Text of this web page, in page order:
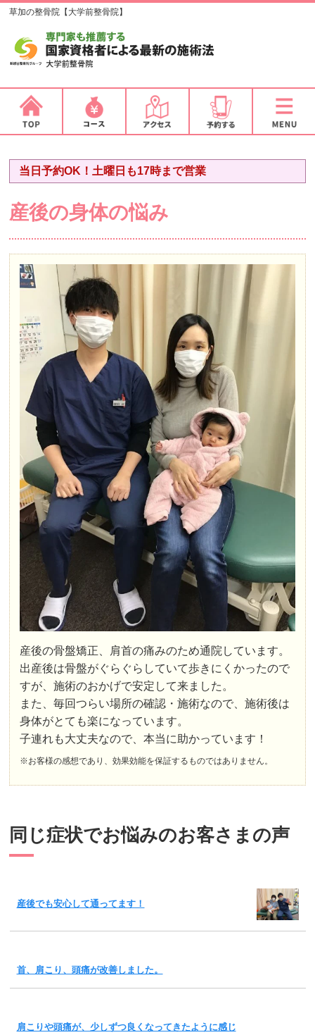
草加の整骨院【大学前整骨院】
当日予約OK！土曜日も17時まで営業
産後の身体の悩み
産後の骨盤矯正、肩首の痛みのため通院しています。
出産後は骨盤がぐらぐらしていて歩きにくかったので
すが、施術のおかげで安定して来ました。
また、毎回つらい場所の確認・施術なので、施術後は
身体がとても楽になっています。
子連れも大丈夫なので、本当に助かっています！
※お客様の感想であり、効果効能を保証するものではありません。
同じ症状でお悩みのお客さまの声
産後でも安心して通ってます！
首、肩こり、頭痛が改善しました。
肩こりや頭痛が、少しずつ良くなってきたように感じ